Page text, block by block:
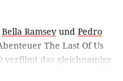
Bella Ramsey und Pedro
The Last Of Us
verfilmt das gleichnamige